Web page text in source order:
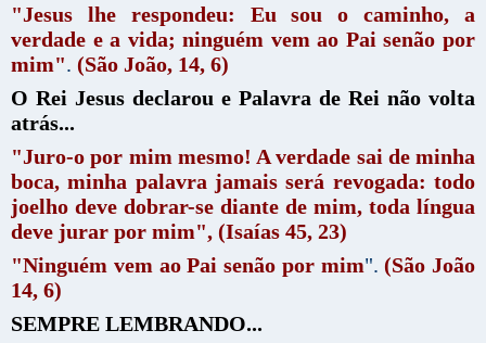
"Jesus lhe respondeu: Eu sou o caminho, a
verdade e a vida; ninguém vem ao Pai senão por
mim". (São João, 14, 6)
O Rei Jesus declarou e Palavra de Rei não volta
atrás...
"Juro-o por mim mesmo! A verdade sai de minha
boca, minha palavra jamais será revogada: todo
joelho deve dobrar-se diante de mim, toda língua
deve jurar por mim", (Isaías 45, 23)
"Ninguém vem ao Pai senão por mim".(São João
14, 6)
SEMPRE LEMBRANDO...